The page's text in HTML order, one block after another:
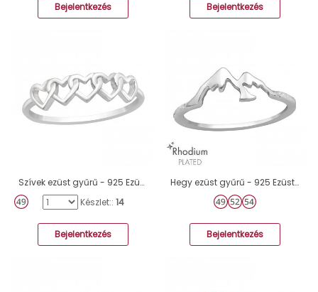
Bejelentkezés Bejelentkezés
Szívek ezüst gyűrű - 925 Ezüst Kő Nélküli Gyűrűk A4S46317
Készlet:: 14
Bejelentkezés
Hegy ezüst gyűrű - 925 Ezüst Kő Nélküli Gyűrűk A4S47149
Bejelentkezés